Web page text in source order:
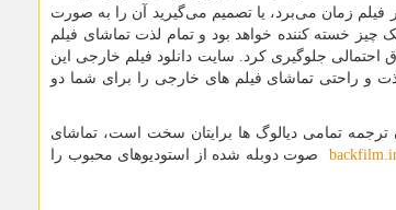
فیلم زمان می‌برد، یا تصمیم می‌گیرید آن را به صورت
خسته کننده خواهد بود و تمام لذت تماشای فیلم
احتمالی جلوگیری کرد. سایت دانلود فیلم خارجی این
و راحتی تماشای فیلم های خارجی را برای شما دو
ترجمه تمامی دیالوگ ها برایتان سخت است، تماشای
صوت دوبله شده از استودیوهای محبوب را